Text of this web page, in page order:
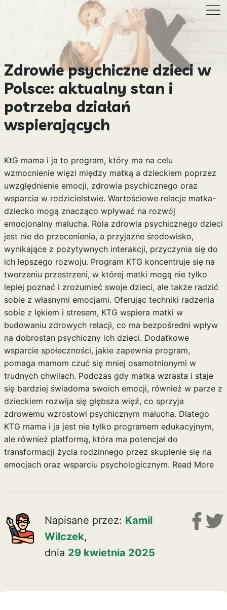
Zdrowie psychiczne dzieci w
Polsce: aktualny stan i
potrzeba działań
wspierających
KtG mama i ja to program, który ma na celu
wzmocnienie więzi między matką a dzieckiem poprzez
uwzględnienie emocji, zdrowia psychicznego oraz
wsparcia w rodzicielstwie. Wartościowe relacje matka-
dziecko mogą znacząco wpływać na rozwój
emocjonalny malucha. Rola zdrowia psychicznego dzieci
jest nie do przecenienia, a przyjazne środowisko,
wynikające z pozytywnych interakcji, przyczynia się do
ich lepszego rozwoju. Program KTG koncentruje się na
tworzeniu przestrzeni, w której matki mogą nie tylko
lepiej poznać i zrozumieć swoje dzieci, ale także radzić
sobie z własnymi emocjami. Oferując techniki radzenia
sobie z lękiem i stresem, KTG wspiera matki w
budowaniu zdrowych relacji, co ma bezpośredni wpływ
na dobrostan psychiczny ich dzieci. Dodatkowe
wsparcie społeczności, jakie zapewnia program,
pomaga mamom czuć się mniej osamotnionymi w
trudnych chwilach. Podczas gdy matka wzrasta i staje
się bardziej świadoma swoich emocji, również w parze z
dzieckiem rozwija się głębsza więź, co sprzyja
zdrowemu wzrostowi psychicznym malucha. Dlatego
KTG mama i ja jest nie tylko programem edukacyjnym,
ale również platformą, która ma potencjał do
transformacji życia rodzinnego przez skupienie się na
emocjach oraz wsparciu psychologicznym. Read More
Napisane przez: Kamil
Wilczek,
dnia 29 kwietnia 2025